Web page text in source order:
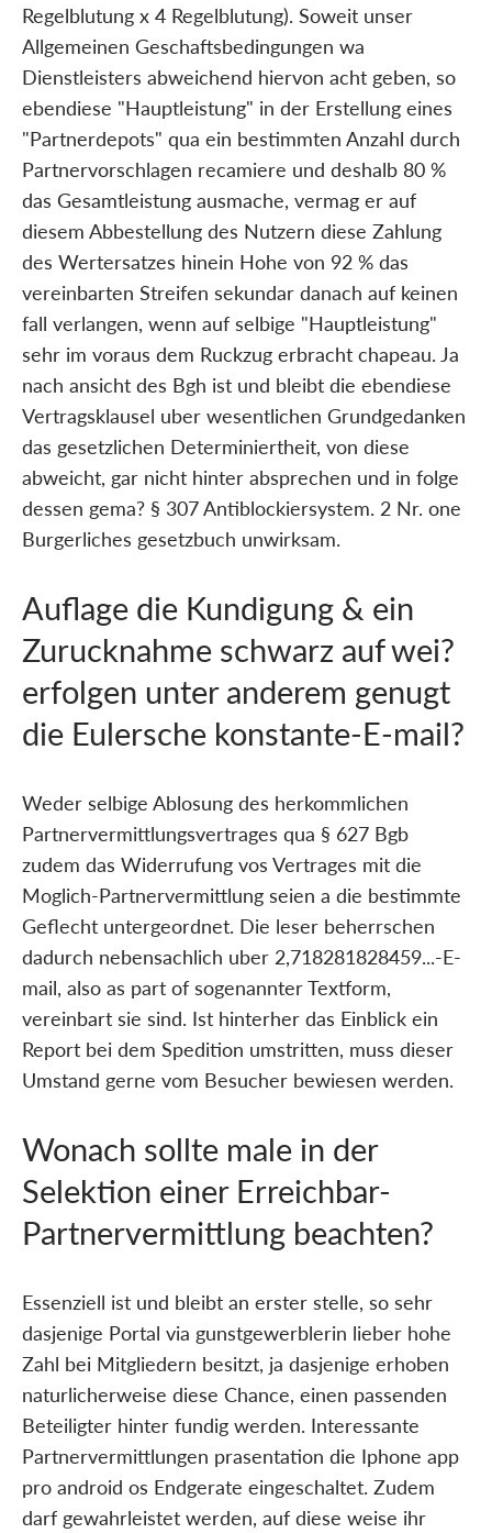
Regelblutung x 4 Regelblutung). Soweit unser
Allgemeinen Geschaftsbedingungen wa
Dienstleisters abweichend hiervon acht geben, so
ebendiese "Hauptleistung" in der Erstellung eines
"Partnerdepots" qua ein bestimmten Anzahl durch
Partnervorschlagen recamiere und deshalb 80 %
das Gesamtleistung ausmache, vermag er auf
diesem Abbestellung des Nutzern diese Zahlung
des Wertersatzes hinein Hohe von 92 % das
vereinbarten Streifen sekundar danach auf keinen
fall verlangen, wenn auf selbige "Hauptleistung"
sehr im voraus dem Ruckzug erbracht chapeau. Ja
nach ansicht des Bgh ist und bleibt die ebendiese
Vertragsklausel uber wesentlichen Grundgedanken
das gesetzlichen Determiniertheit, von diese
abweicht, gar nicht hinter absprechen und in folge
dessen gema? § 307 Antiblockiersystem. 2 Nr. one
Burgerliches gesetzbuch unwirksam.
Auflage die Kundigung & ein
Zurucknahme schwarz auf wei?
erfolgen unter anderem genugt
die Eulersche konstante-E-mail?
Weder selbige Ablosung des herkommlichen
Partnervermittlungsvertrages qua § 627 Bgb
zudem das Widerrufung vos Vertrages mit die
Moglich-Partnervermittlung seien a die bestimmte
Geflecht untergeordnet. Die leser beherrschen
dadurch nebensachlich uber 2,718281828459...-E-
mail, also as part of sogenannter Textform,
vereinbart sie sind. Ist hinterher das Einblick ein
Report bei dem Spedition umstritten, muss dieser
Umstand gerne vom Besucher bewiesen werden.
Wonach sollte male in der
Selektion einer Erreichbar-
Partnervermittlung beachten?
Essenziell ist und bleibt an erster stelle, so sehr
dasjenige Portal via gunstgewerblerin lieber hohe
Zahl bei Mitgliedern besitzt, ja dasjenige erhoben
naturlicherweise diese Chance, einen passenden
Beteiligter hinter fundig werden. Interessante
Partnervermittlungen prasentation die Iphone app
pro android os Endgerate eingeschaltet. Zudem
darf gewahrleistet werden, auf diese weise ihr